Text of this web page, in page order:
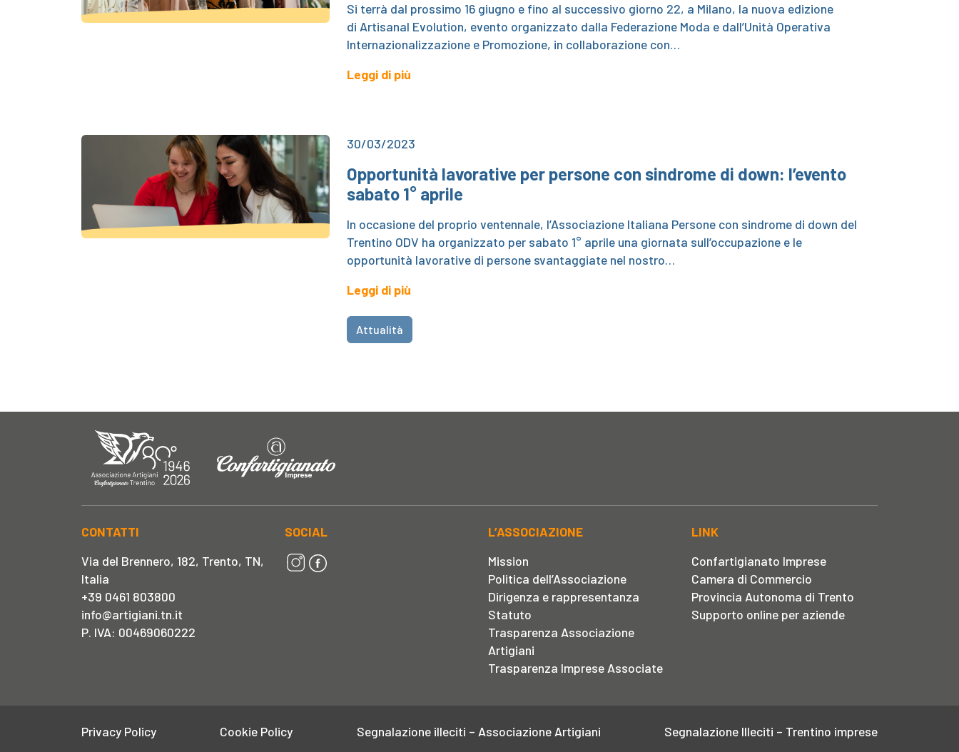
Si terrà dal prossimo 16 giugno e fino al successivo giorno 22, a Milano, la nuova edizione
di Artisanal Evolution, evento organizzato dalla Federazione Moda e dall’Unità Operativa
Internazionalizzazione e Promozione, in collaborazione con…
Leggi di più
30/03/2023
Opportunità lavorative per persone con sindrome di down: l’evento
sabato 1° aprile
In occasione del proprio ventennale, l’Associazione Italiana Persone con sindrome di down del
Trentino ODV ha organizzato per sabato 1° aprile una giornata sull’occupazione e le
opportunità lavorative di persone svantaggiate nel nostro…
Leggi di più
Attualità
CONTATTI
Via del Brennero, 182, Trento, TN,
Italia
+39 0461 803800
info@artigiani.tn.it
P. IVA: 00469060222
SOCIAL
L’ASSOCIAZIONE
Mission
Politica dell’Associazione
Dirigenza e rappresentanza
Statuto
Trasparenza Associazione
Artigiani
Trasparenza Imprese Associate
LINK
Confartigianato Imprese
Camera di Commercio
Provincia Autonoma di Trento
Supporto online per aziende
Privacy Policy Cookie Policy Segnalazione illeciti – Associazione Artigiani Segnalazione Illeciti – Trentino imprese